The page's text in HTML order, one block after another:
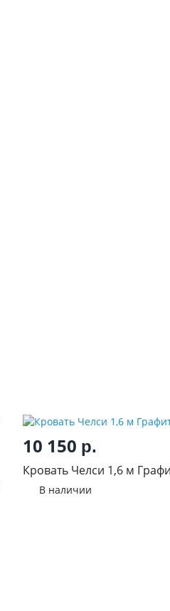
10 150 р.
Кровать Челси 1,6 м
В наличии